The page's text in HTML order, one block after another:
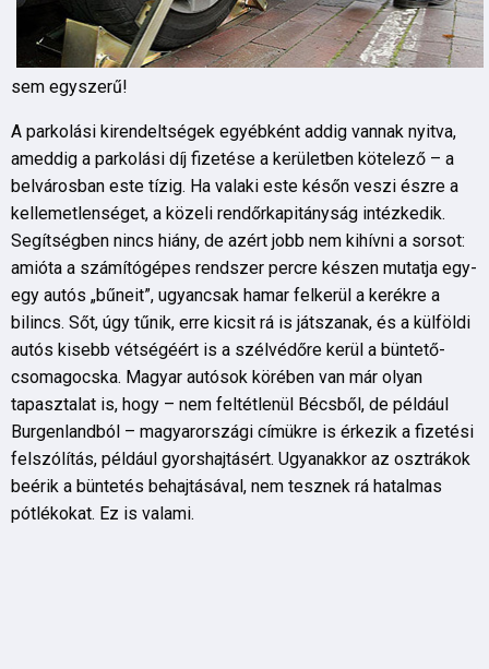
sem egyszerű!
A parkolási kirendeltségek egyébként addig vannak nyitva,
ameddig a parkolási díj fizetése a kerületben kötelező – a
belvárosban este tízig. Ha valaki este későn veszi észre a
kellemetlenséget, a közeli rendőrkapitányság intézkedik.
Segítségben nincs hiány, de azért jobb nem kihívni a sorsot:
amióta a számítógépes rendszer percre készen mutatja egy-
egy autós „bűneit”, ugyancsak hamar felkerül a kerékre a
bilincs. Sőt, úgy tűnik, erre kicsit rá is játszanak, és a külföldi
autós kisebb vétségéért is a szélvédőre kerül a büntető-
csomagocska. Magyar autósok körében van már olyan
tapasztalat is, hogy – nem feltétlenül Bécsből, de például
Burgenlandból – magyarországi címükre is érkezik a fizetési
felszólítás, például gyorshajtásért. Ugyanakkor az osztrákok
beérik a büntetés behajtásával, nem tesznek rá hatalmas
pótlékokat. Ez is valami.